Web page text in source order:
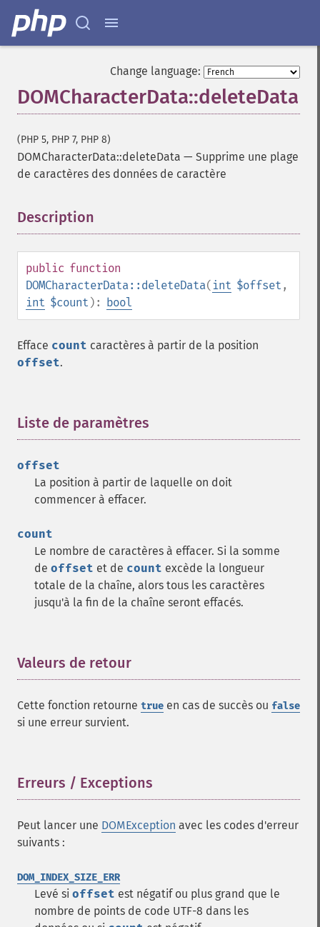
Change language:
DOMCharacterData::deleteData
(PHP 5, PHP 7, PHP 8)
DOMCharacterData::deleteData — Supprime une plage
de caractères des données de caractère
Description
public function
DOMCharacterData::deleteData( int $offset ,
int $count ): bool
Efface count caractères à partir de la position
offset.
Liste de paramètres
offset
La position à partir de laquelle on doit
commencer à effacer.
count
Le nombre de caractères à effacer. Si la somme
de offset et de count excède la longueur
totale de la chaîne, alors tous les caractères
jusqu'à la fin de la chaîne seront effacés.
Valeurs de retour
Cette fonction retourne true en cas de succès ou false
si une erreur survient.
Erreurs / Exceptions
Peut lancer une DOMException avec les codes d'erreur
suivants :
DOM_INDEX_SIZE_ERR
Levé si offset est négatif ou plus grand que le
nombre de points de code UTF-8 dans les